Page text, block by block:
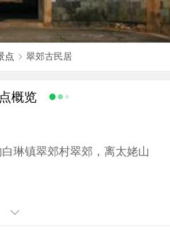
点 翠郊古民居
概览
琳镇翠郊村翠郊，离太姥山